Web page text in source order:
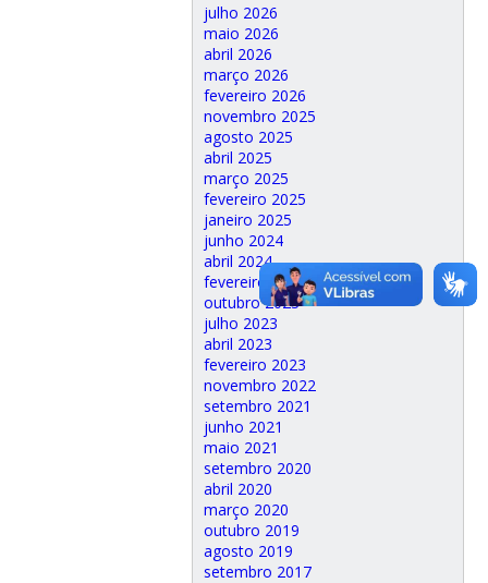
julho 2026
maio 2026
abril 2026
março 2026
fevereiro 2026
novembro 2025
agosto 2025
abril 2025
março 2025
fevereiro 2025
janeiro 2025
junho 2024
abril 2024
fevereiro 2024
outubro 2023
julho 2023
abril 2023
fevereiro 2023
novembro 2022
setembro 2021
junho 2021
maio 2021
setembro 2020
abril 2020
março 2020
outubro 2019
agosto 2019
setembro 2017